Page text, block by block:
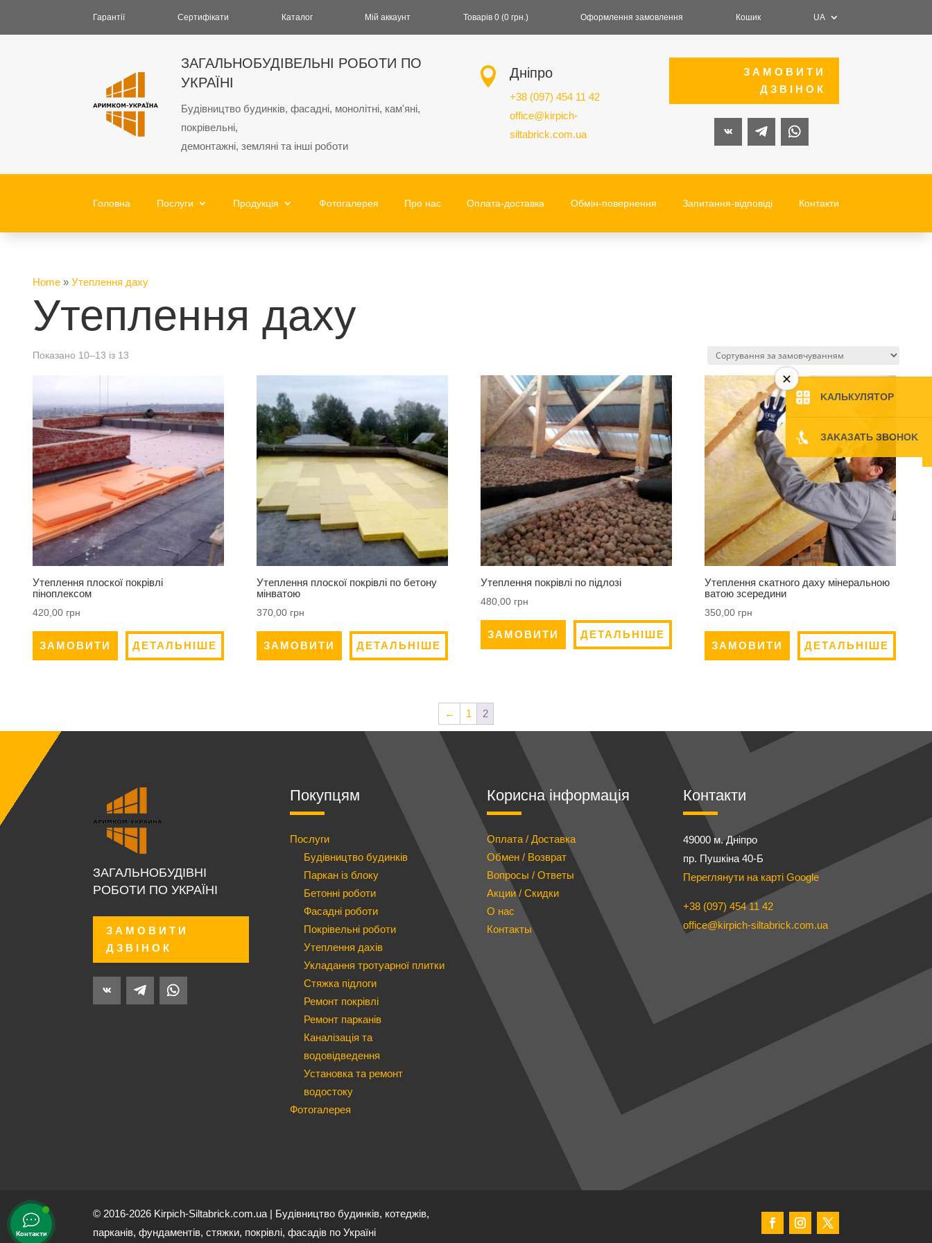
Гарантії Сертифікати Каталог Мій аккаунт Товарів 0 (0 гpн.) Оформлення замовлення Кошик UA
ЗАГАЛЬНОБУДІВЕЛЬНІ РОБОТИ ПО
УКРАЇНІ
Будівництво будинків, фасадні, монолітні, кам'яні,
покрівельні,
демонтажні, земляні та інші роботи
 Дніпро
+38 (097) 454 11 42
office@kirpich-
siltabrick.com.ua
ЗАМОВИТИ
ДЗВІНОК
Головна Послуги Продукція Фотогалерея Про нас Оплата-доставка Обмін-повернення Запитання-відповіді Контакти
Home » Утеплення даху
Утеплення даху
Показано 10–13 із 13
Утеплення плоскої покрівлі
піноплексом
420,00 грн
ЗАМОВИТИ ДЕТАЛЬНІШЕ
Утеплення плоскої покрівлі по бетону
мінватою
370,00 грн
ЗАМОВИТИ ДЕТАЛЬНІШЕ
Утеплення покрівлі по підлозі
480,00 грн
ЗАМОВИТИ ДЕТАЛЬНІШЕ
Утеплення скатного даху мінеральною
ватою зсередини
350,00 грн
ЗАМОВИТИ ДЕТАЛЬНІШЕ
← 1 2
ЗАГАЛЬНОБУДІВНІ
РОБОТИ ПО УКРАЇНІ
ЗАМОВИТИ
ДЗВІНОК
Покупцям
Послуги
Будівництво будинків
Паркан із блоку
Бетонні роботи
Фасадні роботи
Покрівельні роботи
Утеплення дахів
Укладання тротуарної плитки
Стяжка підлоги
Ремонт покрівлі
Ремонт парканів
Каналізація та
водовідведення
Установка та ремонт
водостоку
Фотогалерея
Корисна інформація
Оплата / Доставка
Обмен / Возврат
Вопросы / Ответы
Акции / Скидки
О нас
Контакты
Контакти
49000 м. Дніпро
пр. Пушкіна 40-Б
Переглянути на карті Google
+38 (097) 454 11 42
office@kirpich-siltabrick.com.ua
© 2016-2026 Kirpich-Siltabrick.com.ua | Будівництво будинків, котеджів,
парканів, фундаментів, стяжки, покрівлі, фасадів по Україні
KAЛЬКУЛЯТOP
ЗAKAЗATЬ ЗBOHOK
Контакти